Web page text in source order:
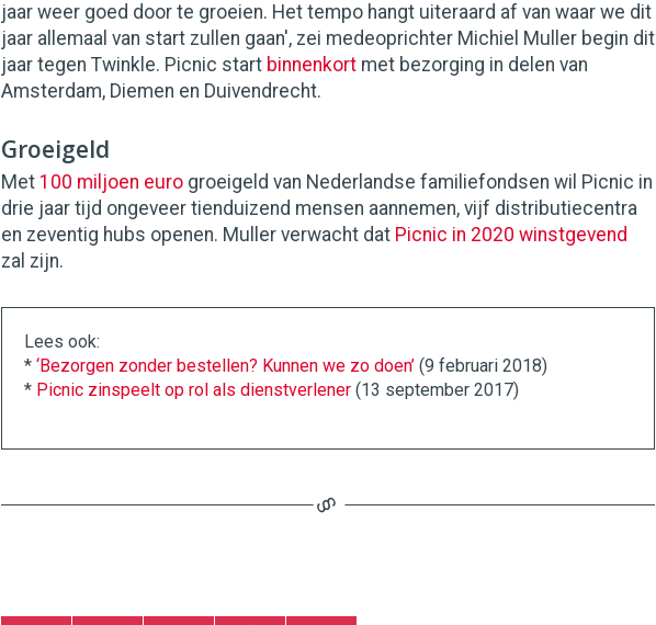
jaar weer goed door te groeien. Het tempo hangt uiteraard af van waar we dit
jaar allemaal van start zullen gaan', zei medeoprichter Michiel Muller begin dit
jaar tegen Twinkle. Picnic start binnenkort met bezorging in delen van
Amsterdam, Diemen en Duivendrecht.
Groeigeld
Met 100 miljoen euro groeigeld van Nederlandse familiefondsen wil Picnic in
drie jaar tijd ongeveer tienduizend mensen aannemen, vijf distributiecentra
en zeventig hubs openen. Muller verwacht dat Picnic in 2020 winstgevend
zal zijn.
Lees ook:
* ‘Bezorgen zonder bestellen? Kunnen we zo doen’ (9 februari 2018)
* Picnic zinspeelt op rol als dienstverlener (13 september 2017)